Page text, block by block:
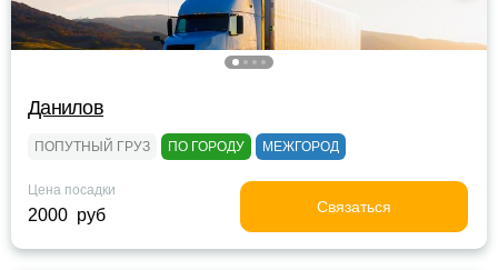
Данилов
ПОПУТНЫЙ ГРУЗ ПО ГОРОДУ МЕЖГОРОД
Цена посадки
2000 руб Связаться